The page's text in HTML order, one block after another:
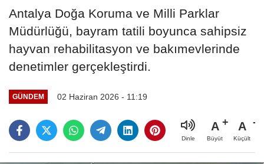
Antalya Doğa Koruma ve Milli Parklar
Müdürlüğü, bayram tatili boyunca sahipsiz
hayvan rehabilitasyon ve bakımevlerinde
denetimler gerçekleştirdi.
GÜNDEM 02 Haziran 2026 - 11:19
Dinle
A
Büyüt
A
Küçült